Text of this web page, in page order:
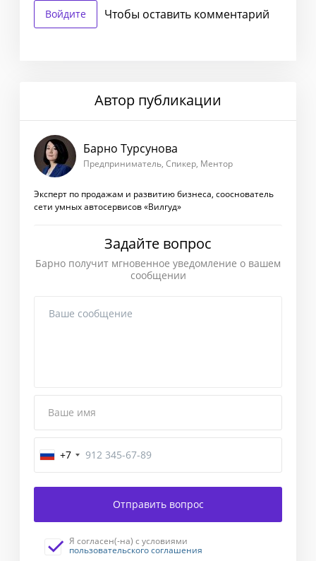
Войдите Чтобы оставить комментарий
Автор публикации
Барно Турсунова
Предприниматель, Спикер, Ментор
Эксперт по продажам и развитию бизнеса, сооснователь
сети умных автосервисов «Вилгуд»
Задайте вопрос
Барно получит мгновенное уведомление о вашем
сообщении
Ваше имя
+7
Завершение
Введите
подтверждения,
Отправить вопрос
Я согласен(-на) с условиями
пользовательского соглашения